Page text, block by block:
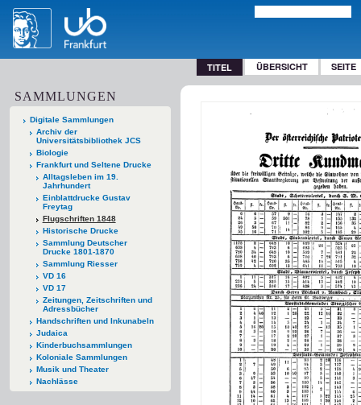
TITEL ÜBERSICHT SEITE
SAMMLUNGEN
Digitale Sammlungen
Archiv der
Universitätsbibliothek JCS
Biologie
Frankfurt und Seltene Drucke
Alltagsleben im 19.
Jahrhundert
Einblattdrucke Gustav
Freytag
Flugschriften 1848
Historische Drucke
Sammlung Deutscher
Drucke 1801-1870
Sammlung Riesser
VD 16
VD 17
Zeitungen, Zeitschriften und
Adressbücher
Handschriften und Inkunabeln
Judaica
Kinderbuchsammlungen
Koloniale Sammlungen
Musik und Theater
Nachlässe